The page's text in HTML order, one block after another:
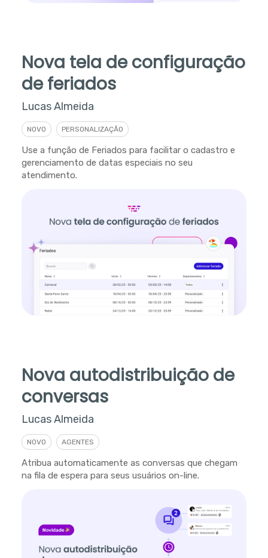
Nova tela de configuração
de feriados
Lucas Almeida
NOVO PERSONALIZAÇÃO
Use a função de Feriados para facilitar o cadastro e
gerenciamento de datas especiais no seu
atendimento.
Nova autodistribuição de
conversas
Lucas Almeida
NOVO AGENTES
Atribua automaticamente as conversas que chegam
na fila de espera para seus usuários on-line.